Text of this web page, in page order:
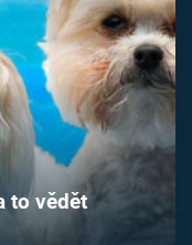
to vědět